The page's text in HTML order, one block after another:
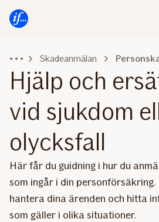
direkt
huvudmenyn
direkt
innehåll
Skadeanmälan
Hjälp och
vid sjukdom
olycksfall
Här får du guidning i hur du
som ingår i din personförsäkring.
hantera dina ärenden och hitta
som gäller i olika situationer.